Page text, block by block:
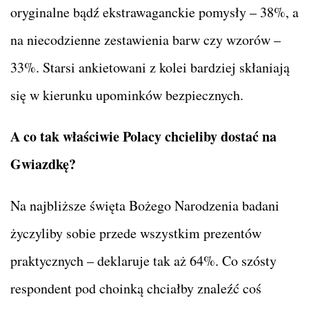
oryginalne bądź ekstrawaganckie pomysły – 38%, a
na niecodzienne zestawienia barw czy wzorów –
33%. Starsi ankietowani z kolei bardziej skłaniają
się w kierunku upominków bezpiecznych.
A co tak właściwie Polacy chcieliby dostać na
Gwiazdkę?
Na najbliższe święta Bożego Narodzenia badani
życzyliby sobie przede wszystkim prezentów
praktycznych – deklaruje tak aż 64%. Co szósty
respondent pod choinką chciałby znaleźć coś